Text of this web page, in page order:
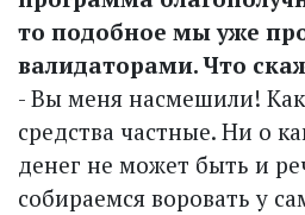
то подобное мы уже
валидаторами. Что
- Вы меня насмешили! Как
средства частные. Ни о
денег не может быть и
собираемся воровать у